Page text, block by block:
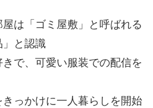
屋は「ゴミ屋敷」と呼ばれる
」と認識
きで、可愛い服装での配信を
きっかけに一人暮らしを開始